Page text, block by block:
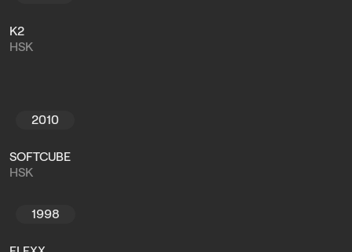
K2
HSK
2010
SOFTCUBE
HSK
1998